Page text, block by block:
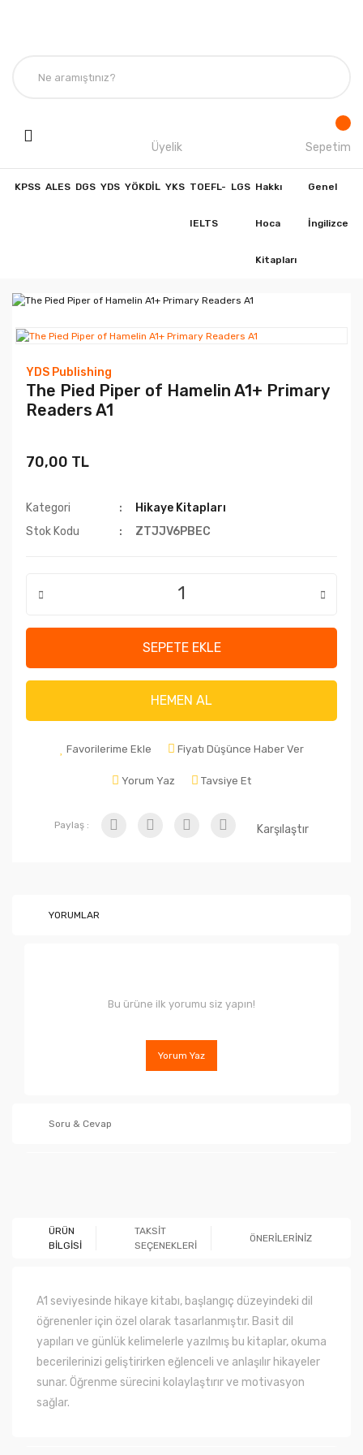
Üyelik Sepetim
KPSS ALES DGS YDS YÖKDİL YKS TOEFL-
IELTS
LGS Hakkı
Hoca
Kitapları
Genel
İngilizce
YDS Publishing
The Pied Piper of Hamelin A1+ Primary
Readers A1
70,00 TL
Kategori
Hikaye Kitapları
Stok Kodu
ZTJJV6PBEC
SEPETE EKLE
HEMEN AL
Favorilerime Ekle Fiyatı Düşünce Haber Ver
Yorum Yaz Tavsiye Et
Paylaş : Karşılaştır
YORUMLAR
Bu ürüne ilk yorumu siz yapın!
Yorum Yaz
Soru & Cevap
ÜRÜN
BİLGİSİ
TAKSİT
SEÇENEKLERİ
ÖNERİLERİNİZ
A1 seviyesinde hikaye kitabı, başlangıç düzeyindeki dil
öğrenenler için özel olarak tasarlanmıştır. Basit dil
yapıları ve günlük kelimelerle yazılmış bu kitaplar, okuma
becerilerinizi geliştirirken eğlenceli ve anlaşılır hikayeler
sunar. Öğrenme sürecini kolaylaştırır ve motivasyon
sağlar.